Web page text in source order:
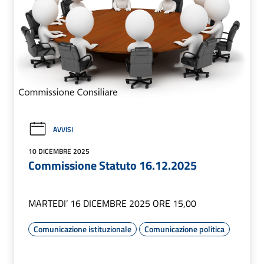
AVVISI
10 DICEMBRE 2025
Commissione Statuto 16.12.2025
MARTEDI’ 16 DICEMBRE 2025 ORE 15,00
Comunicazione istituzionale Comunicazione politica